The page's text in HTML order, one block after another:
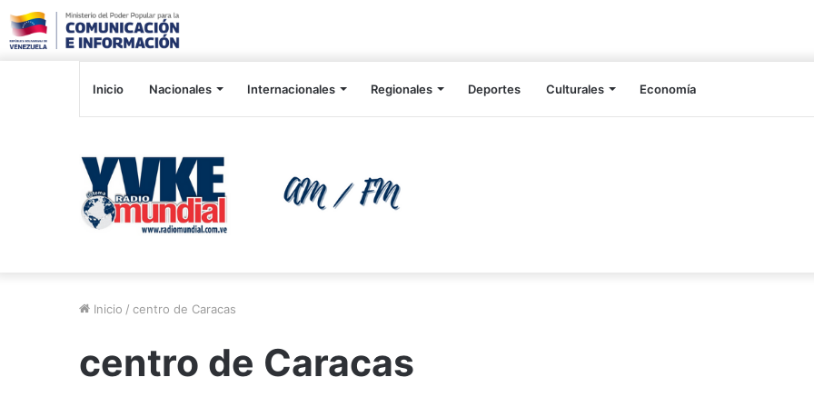
Inicio Nacionales Internacionales Regionales Deportes Culturales Economía
Inicio / centro de Caracas
centro de Caracas